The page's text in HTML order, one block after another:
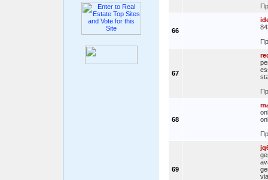
66
67
68
69